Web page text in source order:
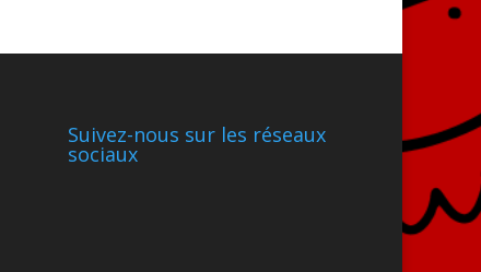
Suivez-nous sur les réseaux
sociaux